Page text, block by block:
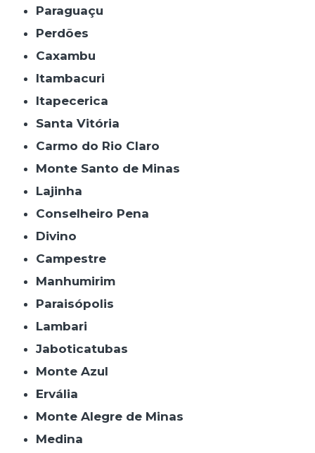
Paraguaçu
Perdões
Caxambu
Itambacuri
Itapecerica
Santa Vitória
Carmo do Rio Claro
Monte Santo de Minas
Lajinha
Conselheiro Pena
Divino
Campestre
Manhumirim
Paraisópolis
Lambari
Jaboticatubas
Monte Azul
Ervália
Monte Alegre de Minas
Medina